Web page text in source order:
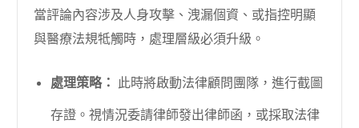
當評論內容涉及人身攻擊、洩漏個資、或指控明顯
與醫療法規牴觸時，處理層級必須升級。
處理策略： 此時將啟動法律顧問團隊，進行截圖
存證。視情況委請律師發出律師函，或採取法律